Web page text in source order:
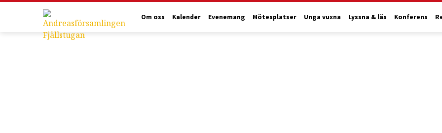
Om oss Kalender Evenemang Mötesplatser Unga vuxna Lyssna & läs Konferens